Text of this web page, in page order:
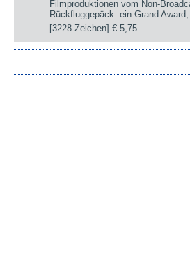
Filmproduktionen vom Non-
Rückfluggepäck: ein Grand
[3228 Zeichen]€ 5,75